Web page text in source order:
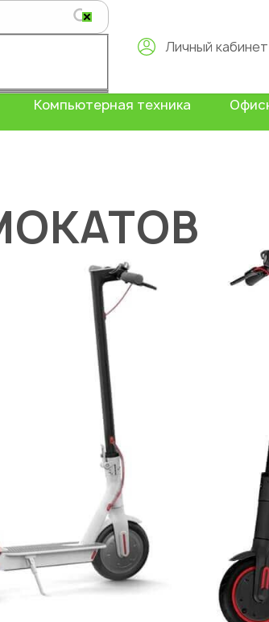
Личный кабинет
Компьютерная техника